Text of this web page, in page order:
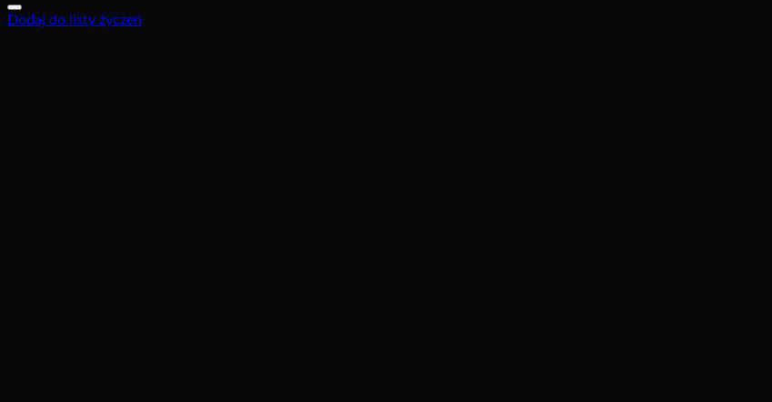
Dodaj do listy życzeń